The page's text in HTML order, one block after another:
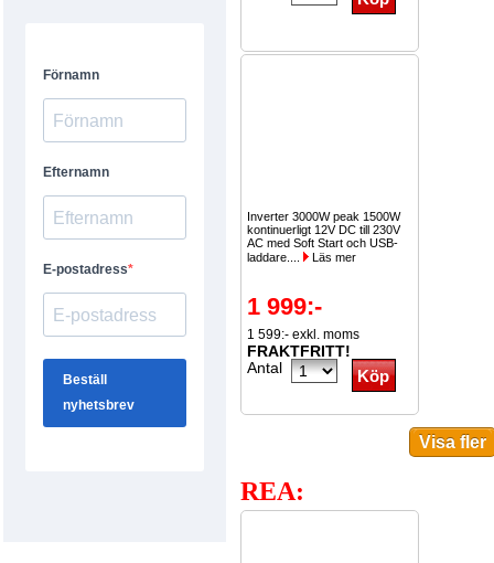
Inverter 3000W peak 1500W
kontinuerligt 12V DC till 230V
AC med Soft Start och USB-
laddare....
Läs mer
1 999:-
1 599:- exkl. moms
FRAKTFRITT!
Antal
REA: